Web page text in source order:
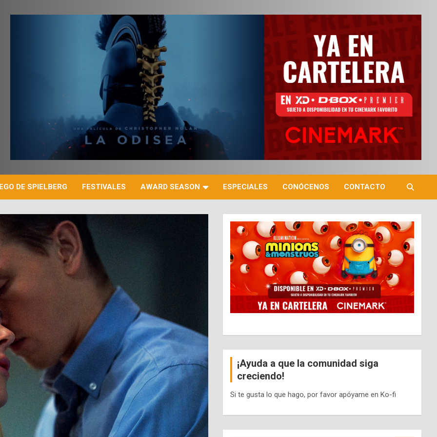
DE SPIELBERG FESTIVALES AWARD SEASON ESPECIALES CONÓCENOS CONTACTO
¡Ayuda a que la comunidad siga
creciendo!
Si te gusta lo que hago, por favor apóyame en Ko-fi